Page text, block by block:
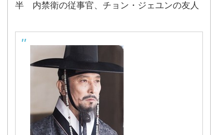
半 内禁衛の従事官、チョン・ジェユンの友人